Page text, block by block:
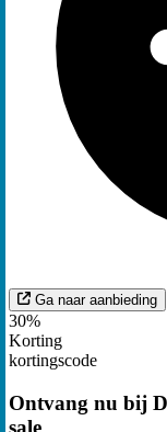
Ga naar aanbieding
30%
Korting
kortingscode
Ontvang nu bij
sale